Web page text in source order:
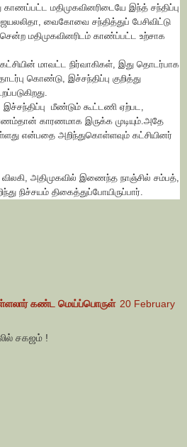
மதிமுகவினரிடையே இந்த் சந்திப்பு
வைகோவை சந்தித்துப் பேசிவிட்டு
மதிமுகவினரிடம் காண்ப்பட்ட உற்சாக
மாவட்ட நிர்வாகிகள், இது தொடர்பாக
கொண்டு, இச்சந்திப்பு குறித்து
மீண்டும் கூட்டணி ஏற்பட,
காரணமாக இருக்க முடியும்.அதே
என்பதை அறிந்துகொள்ளவும் கட்சியினர்
விலகி, அதிமுகவில் இணைந்த நாஞ்சில் சம்பத்,
நிச்சயம் திகைத்துப்போயிருப்பார்.
கண்ட மெய்ப்பொருள் 20 February
சகஜம் !